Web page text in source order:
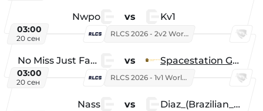
Nwpo vs Kv1
03:00
20 сен
RLCS 2026 - 2v2 World Championship
No Miss Just Fake vs Spacestation Gaming
03:00
20 сен
RLCS 2026 - 1v1 World Championship
Nass vs Diaz_(Brazilian_Player)